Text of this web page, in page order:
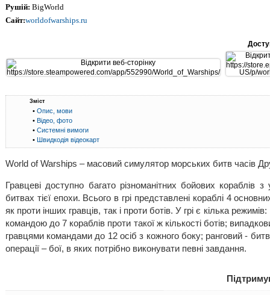
Рушій: BigWorld
Сайт:worldofwarships.ru
Зміст
• Опис, мови
• Відео, фото
• Системні вимоги
• Швидкодія відеокарт
World of Warships – масовий симулятор морських битв часів
Гравцеві доступно багато різноманітних бойових кораблів
битвах тієї епохи. Всього в грі представлені кораблі 4
як проти інших гравців, так і проти ботів. У грі є кілька
командою до 7 кораблів проти такої ж кількості ботів;
гравцями командами до 12 осіб з кожного боку; ранговий -
операції – бої, в яких потрібно виконувати певні завдання.